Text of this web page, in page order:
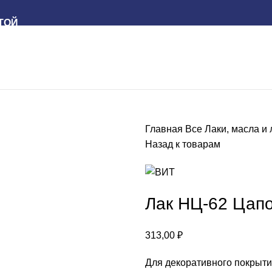
Главная Все Лаки, масла и
Назад к товарам
Лак НЦ-62
313,00 ₽
Для декоративного